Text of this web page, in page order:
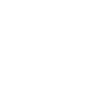
tab key. You can skip